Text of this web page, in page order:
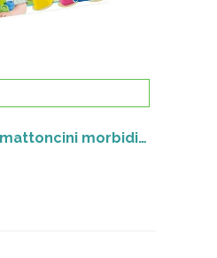
Clemmy 24 mattoncini morbidi Baby Clementoni